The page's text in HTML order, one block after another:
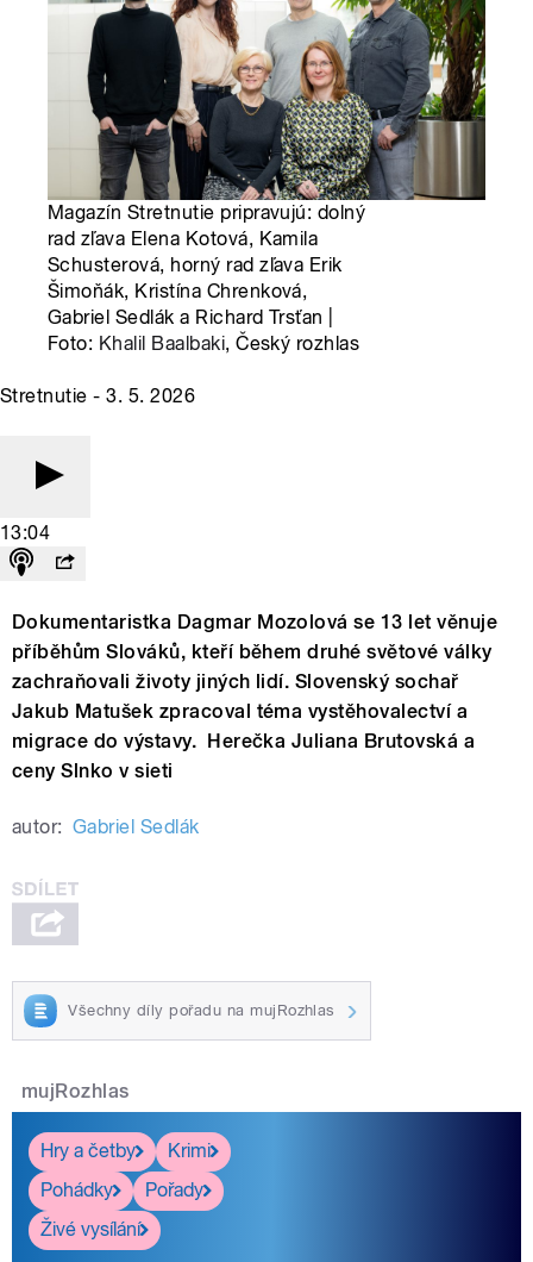
Magazín Stretnutie pripravujú: dolný
rad zľava Elena Kotová, Kamila
Schusterová, horný rad zľava Erik
Šimoňák, Kristína Chrenková,
Gabriel Sedlák a Richard Trsťan |
Foto: Khalil Baalbaki, Český rozhlas
Stretnutie - 3. 5. 2026
13:04
Dokumentaristka Dagmar Mozolová se 13 let věnuje
příběhům Slováků, kteří během druhé světové války
zachraňovali životy jiných lidí. Slovenský sochař
Jakub Matušek zpracoval téma vystěhovalectví a
migrace do výstavy. Herečka Juliana Brutovská a
ceny Slnko v sieti
autor: Gabriel Sedlák
Všechny díly pořadu na mujRozhlas
mujRozhlas
Hry a četby
Krimi
Pohádky
Pořady
Živé vysílání